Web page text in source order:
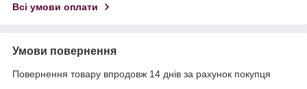
Всі умови оплати
Умови повернення
Повернення товару впродовж 14 днів за рахунок покупця